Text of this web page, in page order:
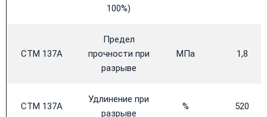
100%)
CTM 137A
Предел
прочности при
разрыве
МПа 1,8
CTM 137A
Удлинение при
разрыве
% 520